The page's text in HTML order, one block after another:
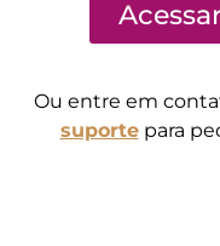
Ou entre em
suportepara